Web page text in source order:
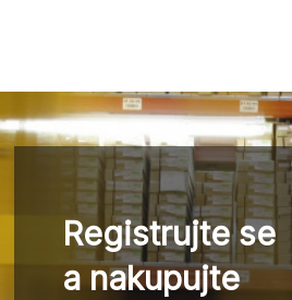
Registrujte se
a nakupujte